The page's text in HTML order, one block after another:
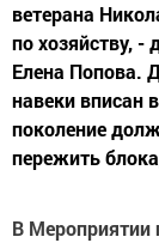
ветерана
по хозяйству, -
Елена Попова.
навеки вписан
поколение
пережить
В Мероприятии